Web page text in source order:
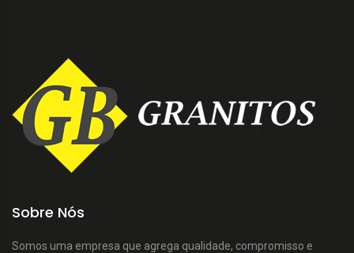
Sobre Nós
Somos uma empresa que agrega qualidade, compromisso e